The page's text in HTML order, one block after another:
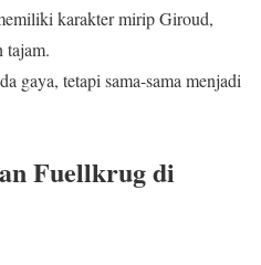
karakter mirip Giroud,
tajam.
gaya, tetapi sama-sama menjadi
Fuellkrug di